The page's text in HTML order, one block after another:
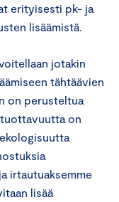
erityisesti pk- ja
lisäämistä.
jotakin
tähtäävien
on perusteltua
on
irtautuaksemme
lisää